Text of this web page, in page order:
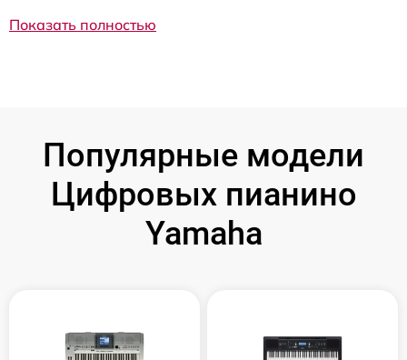
Показать полностью
Популярные модели
Цифровых пианино
Yamaha